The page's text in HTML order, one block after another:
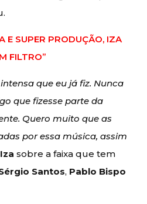
E SUPER PRODUÇÃO, IZA
FILTRO”
que eu já fiz. Nunca
que fizesse parte da
Quero muito que as
por essa música, assim
Iza sobre a faixa que tem
Santos, Pablo Bispo